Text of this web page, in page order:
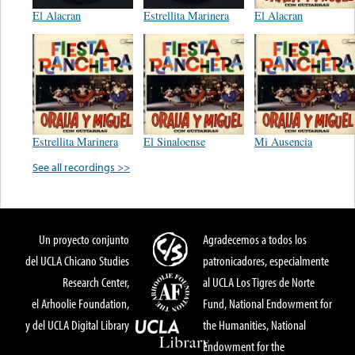
El Alacran Estrellita Marinera El Alacran
Estrellita Marinera El Sinaloense
Mi Ausencia
See all recordings >>
Un proyecto conjunto
del UCLA Chicano Studies
Research Center,
el Arhoolie Foundation,
y del UCLA Digital Library
Agradecemos a todos los
patronicadores, especialmente
al UCLA Los Tigres de Norte
Fund, National Endowment for
the Humanities, National
Endowment for the